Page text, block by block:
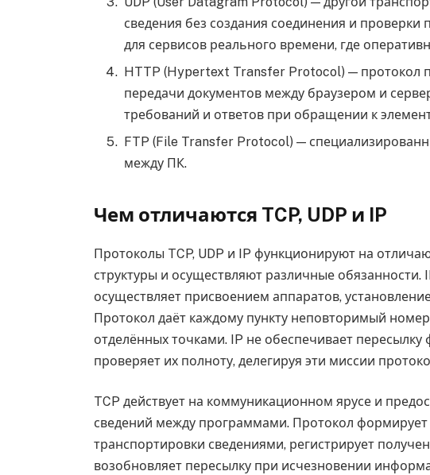
сведения без создания соединения и проверки
для сервисов реального времени, где
HTTP (Hypertext Transfer Protocol) — протокол
передачи документов между браузером и
требований и ответов при обращении к
FTP (File Transfer Protocol) —
между ПК.
Чем отличаются TCP, UDP и IP
Протоколы TCP, UDP и IP функционируют на
структуры и осуществляют различные обязанности.
осуществляет присвоением аппаратов,
Протокол даёт каждому пункту неповторимый
отделённых точками. IP не обеспечивает
проверяет их полноту, делегируя эти миссии
TCP действует на коммуникационном ярусе и
сведений между программами. Протокол формирует
транспортировки сведениями, регистрирует
возобновляет пересылку при исчезновении